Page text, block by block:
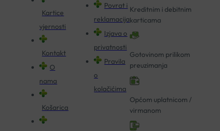
Kartice
vjernosti
Kontakt
O
nama
Košarica
Povrat i
reklamacija
Izjava o
privatnosti
Pravila
o
kolačićima
Kreditnim i debitnim
karticama
Gotovinom prilikom
preuzimanja
Općom uplatnicom /
virmanom